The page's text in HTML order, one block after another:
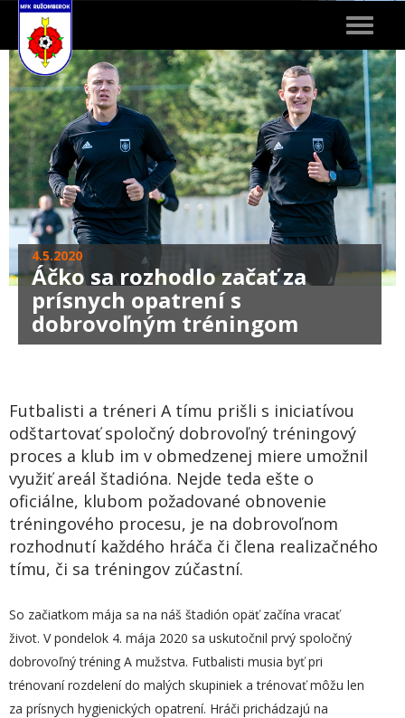
Toggle
4.5.2020
Áčko sa rozhodlo začať za
prísnych opatrení s
dobrovoľným tréningom
Futbalisti a tréneri A tímu prišli s iniciatívou
odštartovať spoločný dobrovoľný tréningový
proces a klub im v obmedzenej miere umožnil
využiť areál štadióna. Nejde teda ešte o
oficiálne, klubom požadované obnovenie
tréningového procesu, je na dobrovoľnom
rozhodnutí každého hráča či člena realizačného
tímu, či sa tréningov zúčastní.
So začiatkom mája sa na náš štadión opäť začína vracať
život. V pondelok 4. mája 2020 sa uskutočnil prvý spoločný
dobrovoľný tréning A mužstva. Futbalisti musia byť pri
trénovaní rozdelení do malých skupiniek a trénovať môžu len
za prísnych hygienických opatrení. Hráči prichádzajú na